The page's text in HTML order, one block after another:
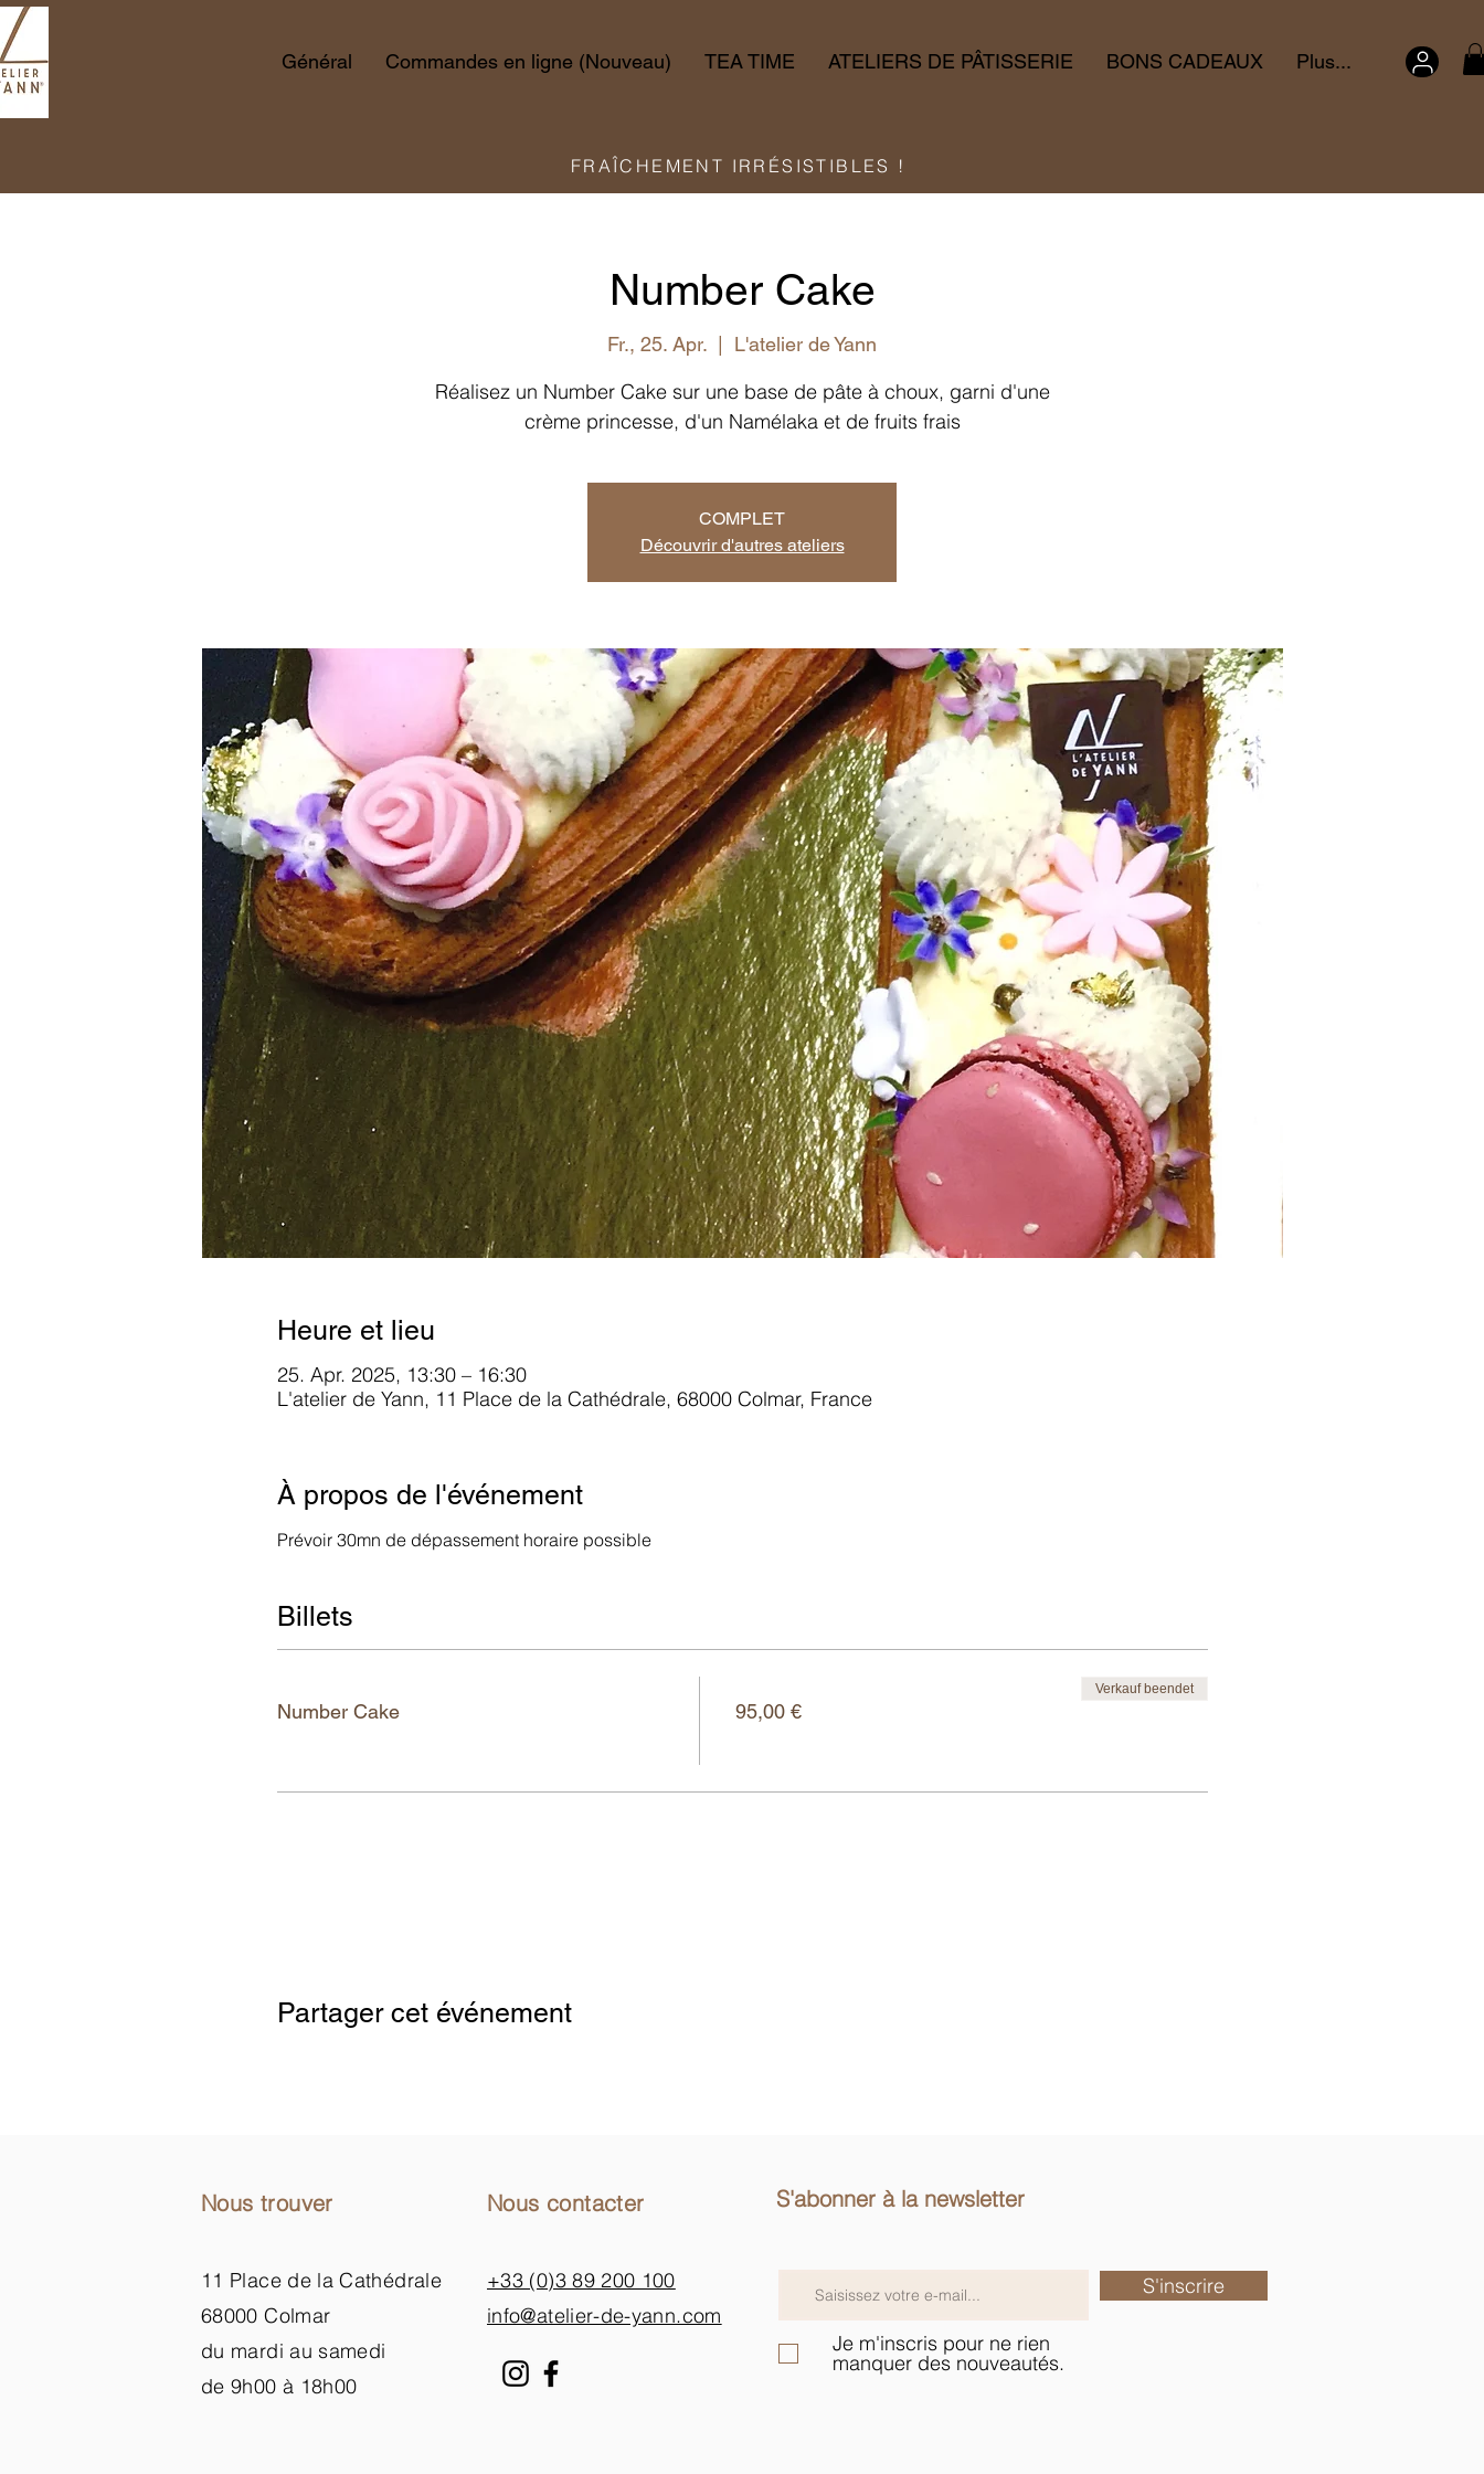
Général Commandes en ligne (Nouveau) TEA TIME ATELIERS DE PÂTISSERIE BONS CADEAUX Plus...
FRAÎCHEMENT IRRÉSISTIBLES !
Number Cake
Fr., 25. Apr. L'atelier de Yann
Réalisez un Number Cake sur une base de pâte à choux, garni d'une
crème princesse, d'un Namélaka et de fruits frais
COMPLET
Découvrir d'autres ateliers
Heure et lieu
25. Apr. 2025, 13:30 – 16:30
L'atelier de Yann, 11 Place de la Cathédrale, 68000 Colmar, France
À propos de l'événement
Prévoir 30mn de dépassement horaire possible
Billets
Number Cake 95,00 €
Verkauf beendet
Partager cet événement
Nous trouver
11 Place de la Cathédrale
68000 Colmar
du mardi au samedi
de 9h00 à 18h00
Nous contacter
+33 (0)3 89 200 100​
info@atelier-de-yann.com
S'abonner à la newsletter
S'inscrire
Je m'inscris pour ne rien
manquer des nouveautés.